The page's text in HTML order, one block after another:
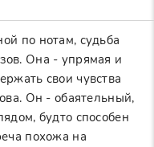
по нотам, судьба
Она - упрямая и
свои чувства
Он - обаятельный,
будто способен
похожа на